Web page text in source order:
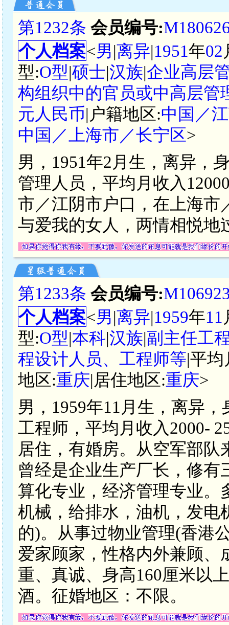
第1232条 会员编号:
个人档案<男|离异|1951年02
型:O型|硕士|汉族|企业高层
构组织中的官员或中高层管
元人民币|户籍地区:中国／
中国／上海市／长宁区>
男，1951年2月生，离异，
管理人员，平均月收入
市／江阴市户口，在上海市
与爱我的女人，两情相悦地
第1233条 会员编号:
个人档案<男|离异|1959年11
型:O型|本科|汉族|副主任工
程设计人员、工程师等|平
地区:重庆|居住地区:重庆>
男，1959年11月生，离异
工程师，平均月收入2000-
居住，有婚房。从空军部
曾经是企业生产厂长，修
算化专业，经济管理专业。
机械，给排水，油机，发电
的)。从事过物业管理(香港
爱家顾家，性格内外兼顾、
重、真诚、身高160厘米以
酒。征婚地区：不限。